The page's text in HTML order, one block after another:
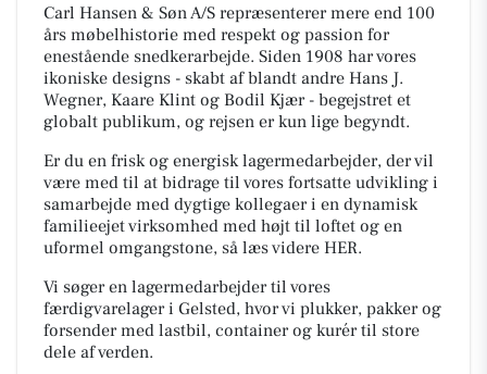
Carl Hansen & Søn A/S repræsenterer mere end 100
års møbelhistorie med respekt og passion for
enestående snedkerarbejde. Siden 1908 har vores
ikoniske designs - skabt af blandt andre Hans J.
Wegner, Kaare Klint og Bodil Kjær - begejstret et
globalt publikum, og rejsen er kun lige begyndt.
Er du en frisk og energisk lagermedarbejder, der vil
være med til at bidrage til vores fortsatte udvikling i
samarbejde med dygtige kollegaer i en dynamisk
familieejet virksomhed med højt til loftet og en
uformel omgangstone, så læs videre HER.
Vi søger en lagermedarbejder til vores
færdigvarelager i Gelsted, hvor vi plukker, pakker og
forsender med lastbil, container og kurér til store
dele af verden.